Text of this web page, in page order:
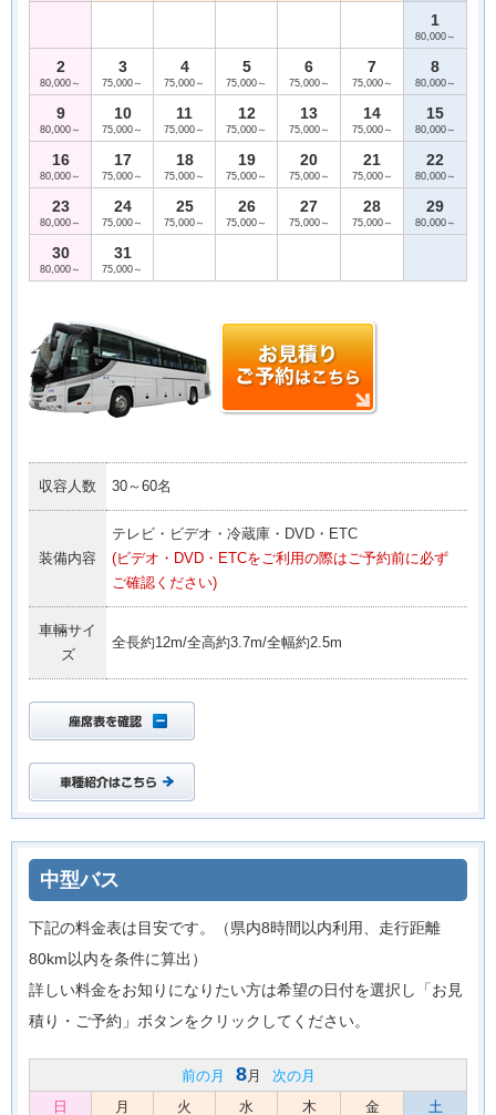
1
80,000～
2
80,000～
3
75,000～
4
75,000～
5
75,000～
6
75,000～
7
75,000～
8
80,000～
9
80,000～
10
75,000～
11
75,000～
12
75,000～
13
75,000～
14
75,000～
15
80,000～
16
80,000～
17
75,000～
18
75,000～
19
75,000～
20
75,000～
21
75,000～
22
80,000～
23
80,000～
24
75,000～
25
75,000～
26
75,000～
27
75,000～
28
75,000～
29
80,000～
30
80,000～
31
75,000～
収容人数 30～60名
装備内容
テレビ・ビデオ・冷蔵庫・DVD・ETC
(ビデオ・DVD・ETCをご利用の際はご予約前に必ず
ご確認ください)
車輛サイ
ズ
全長約12m/全高約3.7m/全幅約2.5m
中型バス
下記の料金表は目安です。（県内8時間以内利用、走行距離
80km以内を条件に算出）
詳しい料金をお知りになりたい方は希望の日付を選択し「お見
積り・ご予約」ボタンをクリックしてください。
前の月 8月
次の月
日
月 火 水 木 金 土